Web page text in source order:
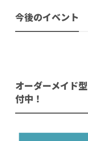
今後のイベント
オーダーメイド
付中！